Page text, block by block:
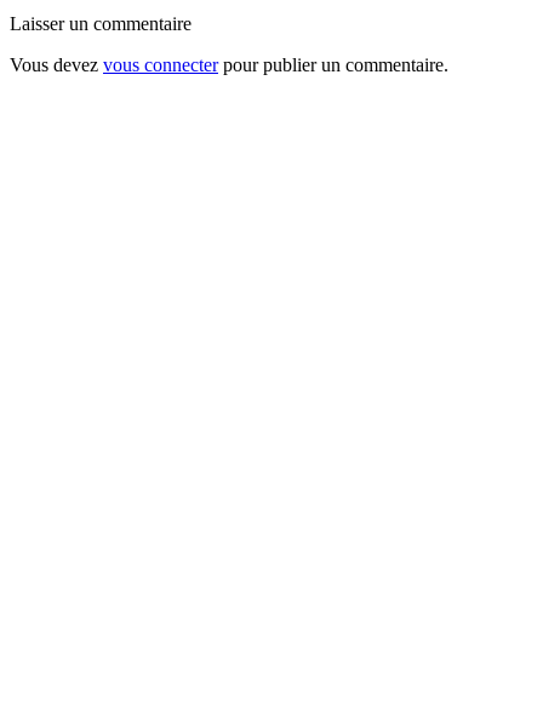
Laisser un commentaire
Vous devez vous connecterpour publier un commentaire.